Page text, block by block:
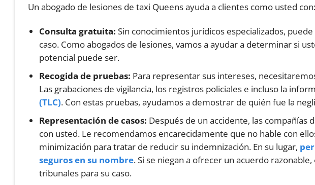
Un abogado de lesiones de taxi Queens ayuda a clientes como usted con:
Consulta gratuita: Sin conocimientos jurídicos especializados,
caso. Como abogados de lesiones, vamos a ayudar a determinar si
potencial puede ser.
Recogida de pruebas: Para representar sus intereses,
Las grabaciones de vigilancia, los registros policiales e incluso la
(TLC). Con estas pruebas, ayudamos a demostrar de quién fue la
Representación de casos: Después de un accidente, las
con usted. Le recomendamos encarecidamente que no hable con
minimización para tratar de reducir su indemnización. En su lugar,
seguros en su nombre. Si se niegan a ofrecer un acuerdo
tribunales para su caso.